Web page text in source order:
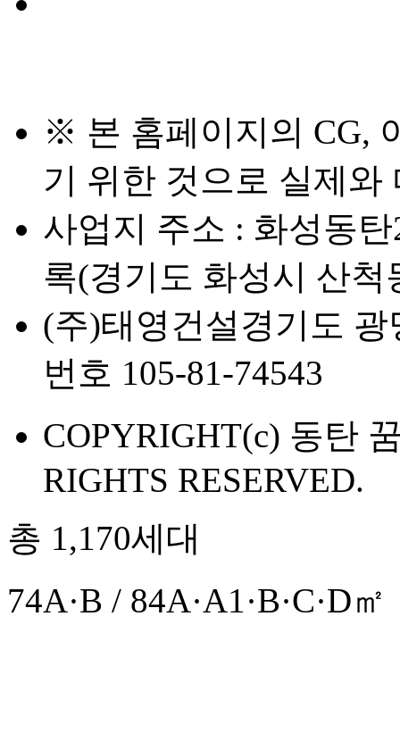
※ 본 홈페이지의 CG,
기 위한 것으로 실제와
사업지 주소 : 화성동
록(경기도 화성시 산척
(주)태영건설 경기도 광
번호 105-81-74543
COPYRIGHT(c) 동탄
RIGHTS RESERVED.
총 1,170세대
74A·B / 84A·A1·B·C·D㎡